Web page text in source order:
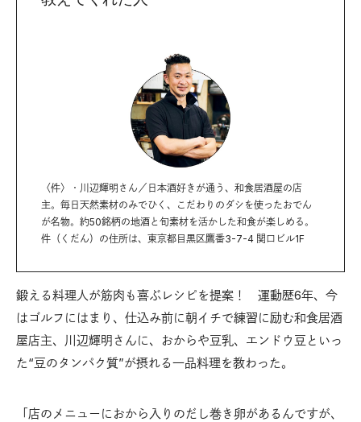
〈件〉・川辺輝明さん／日本酒好きが通う、和食居酒屋の店
主。毎日天然素材のみでひく、こだわりのダシを使ったおでん
が名物。約50銘柄の地酒と旬素材を活かした和食が楽しめる。
件（くだん）の住所は、東京都目黒区鷹番3-7-4 関口ビル1F
鍛える料理人が筋肉も喜ぶレシピを提案！ 運動歴6年、今
はゴルフにはまり、仕込み前に朝イチで練習に励む和食居酒
屋店主、川辺輝明さんに、おからや豆乳、エンドウ豆といっ
た“豆のタンパク質”が摂れる一品料理を教わった。
「店のメニューにおから入りのだし巻き卵があるんですが、